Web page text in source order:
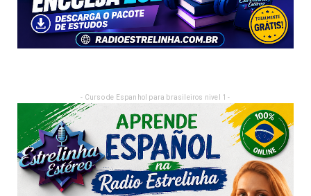
- Curso de Espanhol para brasileiros nivel 1 -